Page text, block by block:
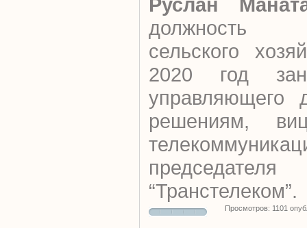
должность
сельского
2020 год
управляющего
решениям,
“Транстелеком”.
Просмотров: 1101